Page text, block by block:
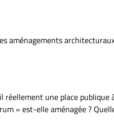
aménagements
une place publique
» est-elle aménagée ?